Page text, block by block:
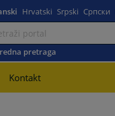
Hrvatski Srpski Српски
pretraga
Kontakt